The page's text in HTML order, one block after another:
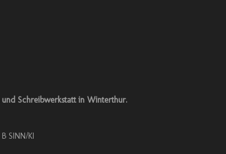
und Schreibwerkstatt in Winterthur.
SINN/KI